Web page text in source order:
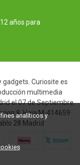
años para
Curiosite es
multimedia
el 07 de Septiembre
Hoja:M-414659
28 Madrid
analíticos y